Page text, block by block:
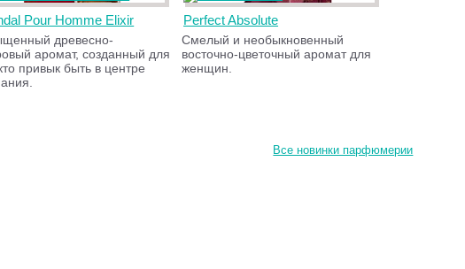
Pour Homme Elixir
древесно-
аромат, созданный для
привык быть в центре
Perfect Absolute
Смелый и необыкновенный
восточно-цветочный аромат для
женщин.
Все новинки парфюмерии